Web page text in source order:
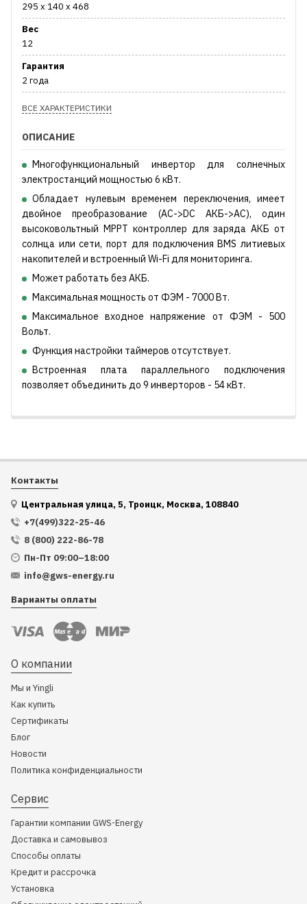
295 x 140 x 468
Вес
12
Гарантия
2 года
ВСЕ ХАРАКТЕРИСТИКИ
ОПИСАНИЕ
Многофункциональный инвертор для солнечных
электростанций мощностью 6 кВт.
Обладает нулевым временем переключения, имеет
двойное преобразование (AC->DC АКБ->AC), один
высоковольтный MPPT контроллер для заряда АКБ от
солнца или сети, порт для подключения BMS литиевых
накопителей и встроенный Wi-Fi для мониторинга.
Может работать без АКБ.
Максимальная мощность от ФЭМ - 7000 Вт.
Максимальное входное напряжение от ФЭМ - 500
Вольт.
Функция настройки таймеров отсутствует.
Встроенная плата параллельного подключения
позволяет объединить до 9 инверторов - 54 кВт.
Контакты
Центральная улица, 5, Троицк, Москва, 108840
+7(499)322-25-46
8 (800) 222-86-78
Пн-Пт 09:00–18:00
info@gws-energy.ru
Варианты оплаты
О компании
Мы и Yingli
Как купить
Сертификаты
Блог
Новости
Политика конфиденциальности
Сервис
Гарантии компании GWS-Energy
Доставка и самовывоз
Способы оплаты
Кредит и рассрочка
Установка